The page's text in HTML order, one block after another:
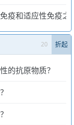
疫和适应性免疫之
20 折起
的抗原物质？